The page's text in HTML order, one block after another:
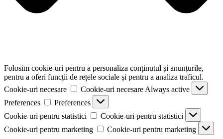
Folosim cookie-uri pentru a personaliza conținutul și anunțurile,
pentru a oferi funcții de rețele sociale și pentru a analiza traficul.
Cookie-uri necesare
Cookie-uri necesare Always active
Preferences
Preferences
Cookie-uri pentru statistici
Cookie-uri pentru statistici
Cookie-uri pentru marketing
Cookie-uri pentru marketing